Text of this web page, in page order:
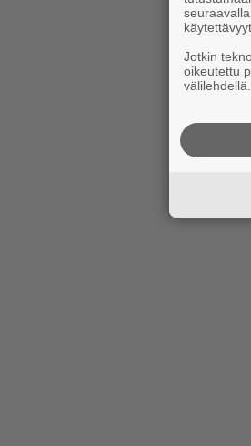
Jotkin
oikeutettu
välilehdellä.